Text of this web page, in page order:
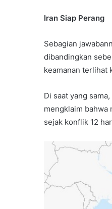
Iran Siap Perang
Sebagian
dibandingkan
keamanan terlihat
Di saat yang
mengklaim bahwa
sejak konflik 12